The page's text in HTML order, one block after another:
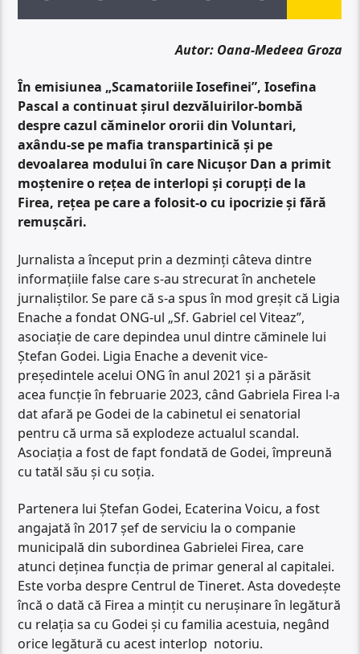
Autor: Oana-Medeea Groza
În emisiunea „Scamatoriile Iosefinei”, Iosefina
Pascal a continuat șirul dezvăluirilor-bombă
despre cazul căminelor ororii din Voluntari,
axându-se pe mafia transpartinică și pe
devoalarea modului în care Nicușor Dan a primit
moștenire o rețea de interlopi și corupți de la
Firea, rețea pe care a folosit-o cu ipocrizie și fără
remușcări.
Jurnalista a început prin a dezminți câteva dintre
informațiile false care s-au strecurat în anchetele
jurnaliștilor. Se pare că s-a spus în mod greșit că Ligia
Enache a fondat ONG-ul „Sf. Gabriel cel Viteaz”,
asociație de care depindea unul dintre căminele lui
Ștefan Godei. Ligia Enache a devenit vice-
președintele acelui ONG în anul 2021 și a părăsit
acea funcție în februarie 2023, când Gabriela Firea l-a
dat afară pe Godei de la cabinetul ei senatorial
pentru că urma să explodeze actualul scandal.
Asociația a fost de fapt fondată de Godei, împreună
cu tatăl său și cu soția.
Partenera lui Ștefan Godei, Ecaterina Voicu, a fost
angajată în 2017 șef de serviciu la o companie
municipală din subordinea Gabrielei Firea, care
atunci deținea funcția de primar general al capitalei.
Este vorba despre Centrul de Tineret. Asta dovedește
încă o dată că Firea a mințit cu nerușinare în legătură
cu relația sa cu Godei și cu familia acestuia, negând
orice legătură cu acest interlop notoriu.